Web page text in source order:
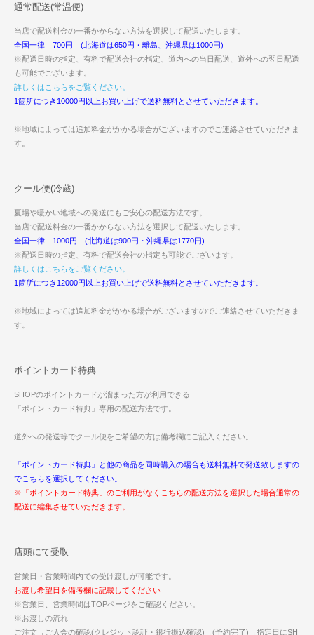
通常配送(常温便)
当店で配送料金の一番かからない方法を選択して配送いたします。
全国一律 700円 (北海道は650円・離島、沖縄県は1000円)
※配送日時の指定、有料で配送会社の指定、道内への当日配送、道外への翌日配送
も可能でございます。
詳しくはこちらをご覧ください。
1箇所につき10000円以上お買い上げで送料無料とさせていただきます。
※地域によっては追加料金がかかる場合がございますのでご連絡させていただきま
す。
クール便(冷蔵)
夏場や暖かい地域への発送にもご安心の配送方法です。
当店で配送料金の一番かからない方法を選択して配送いたします。
全国一律 1000円 (北海道は900円・沖縄県は1770円)
※配送日時の指定、有料で配送会社の指定も可能でございます。
詳しくはこちらをご覧ください。
1箇所につき12000円以上お買い上げで送料無料とさせていただきます。
※地域によっては追加料金がかかる場合がございますのでご連絡させていただきま
す。
ポイントカード特典
SHOPのポイントカードが溜まった方が利用できる
「ポイントカード特典」専用の配送方法です。
道外への発送等でクール便をご希望の方は備考欄にご記入ください。
「ポイントカード特典」と他の商品を同時購入の場合も送料無料で発送致しますの
でこちらを選択してください。
※「ポイントカード特典」のご利用がなくこちらの配送方法を選択した場合通常の
配送に編集させていただきます。
店頭にて受取
営業日・営業時間内での受け渡しが可能です。
お渡し希望日を備考欄に記載してください
※営業日、営業時間はTOPページをご確認ください。
※お渡しの流れ
ご注文→ご入金の確認(クレジット認証・銀行振込確認)→(予約完了)→指定日にSH